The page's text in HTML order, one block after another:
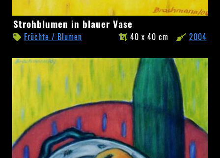
Strohblumen
in
blauer
Vase
Strohblumen in blauer Vase
Früchte / Blumen 2004
40 x 40 cm